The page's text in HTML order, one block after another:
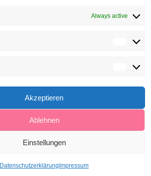
Always active
Akzeptieren
Ablehnen
Einstellungen
Datenschutzerklärung Impressum